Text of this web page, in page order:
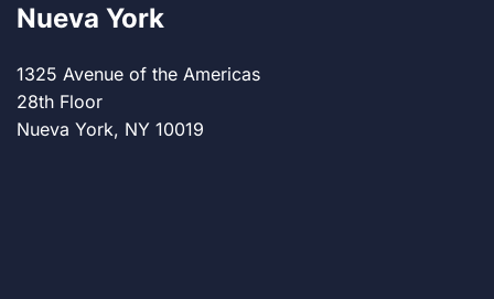
Nueva York
1325 Avenue of the Americas
28th Floor
Nueva York, NY 10019